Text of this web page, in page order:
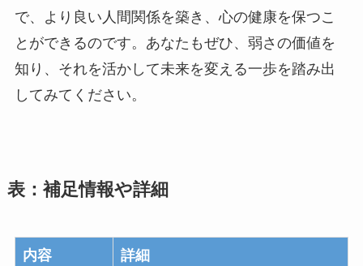
で、より良い人間関係を築き、心の健康を保つこ
とができるのです。あなたもぜひ、弱さの価値を
知り、それを活かして未来を変える一歩を踏み出
してみてください。
表：補足情報や詳細
内容 詳細